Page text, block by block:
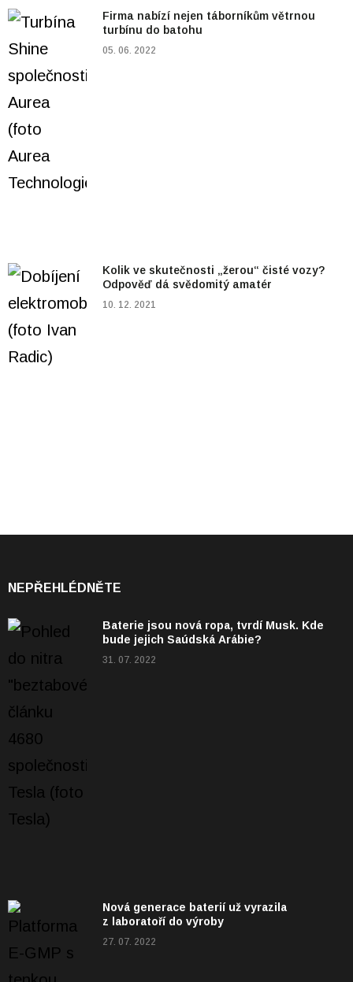
Firma nabízí nejen táborníkům větrnou
turbínu do batohu
05. 06. 2022
Kolik ve skutečnosti „žerou“ čisté vozy?
Odpověď dá svědomitý amatér
10. 12. 2021
NEPŘEHLÉDNĚTE
Baterie jsou nová ropa, tvrdí Musk. Kde
bude jejich Saúdská Arábie?
31. 07. 2022
Nová generace baterií už vyrazila
z laboratoří do výroby
27. 07. 2022